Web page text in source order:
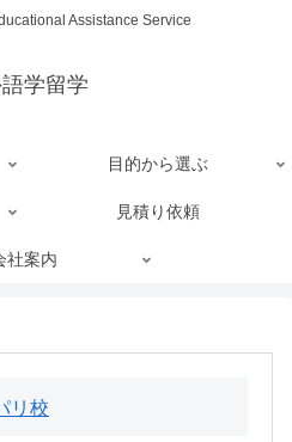
Assistance Service
学留学
目的から選ぶ
見積り依頼
社案内
リ校